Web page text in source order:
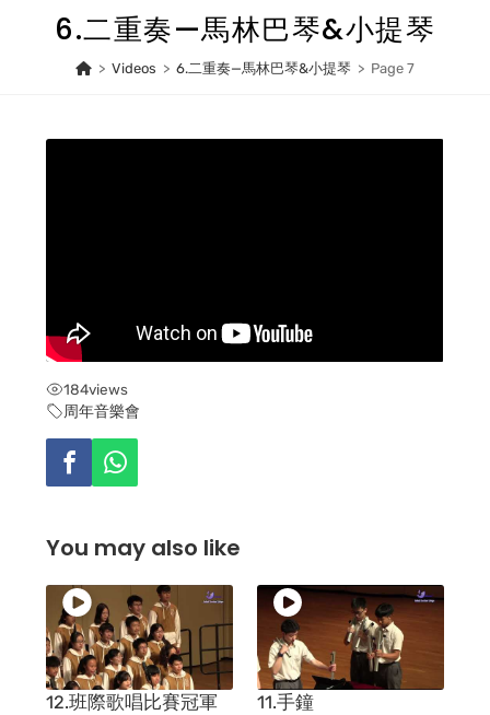
6.二重奏—馬林巴琴&小提琴
> Videos > 6.二重奏—馬林巴琴&小提琴 > Page 7
184views
周年音樂會
You may also like
12.班際歌唱比賽冠軍
11.手鐘